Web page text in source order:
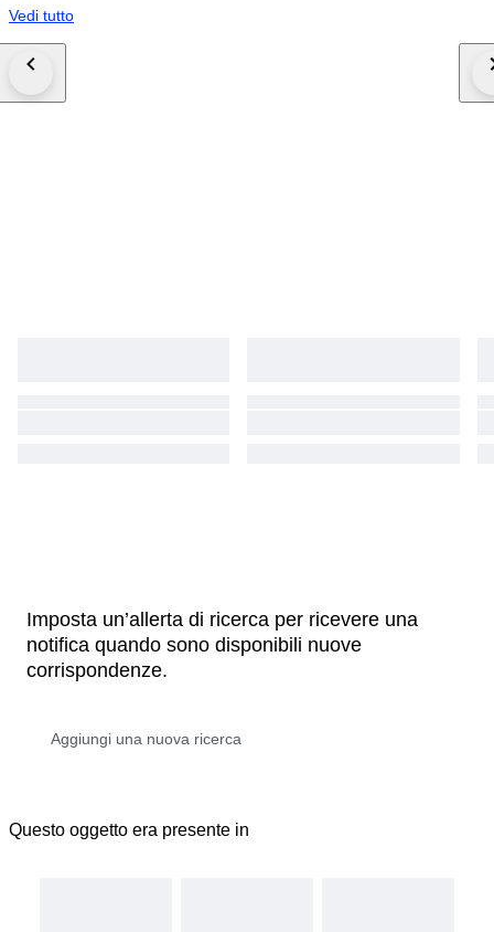
Vedi tutto
Imposta un’allerta di ricerca per ricevere una
notifica quando sono disponibili nuove
corrispondenze.
Questo oggetto era presente in